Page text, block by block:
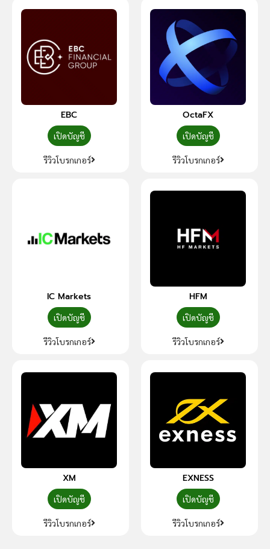
EBC
เปิดบัญชี
รีวิวโบรกเกอร์
OctaFX
เปิดบัญชี
รีวิวโบรกเกอร์
IC Markets
เปิดบัญชี
รีวิวโบรกเกอร์
HFM
เปิดบัญชี
รีวิวโบรกเกอร์
XM
เปิดบัญชี
รีวิวโบรกเกอร์
EXNESS
เปิดบัญชี
รีวิวโบรกเกอร์